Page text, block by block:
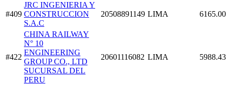
#409
JRC INGENIERIA Y
CONSTRUCCION
S.A.C
20508891149 LIMA 6165.00
#422
CHINA RAILWAY
N° 10
ENGINEERING
GROUP CO., LTD
SUCURSAL DEL
PERU
20601116082 LIMA 5988.43